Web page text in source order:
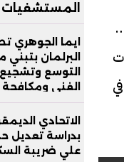
المستشفيات
بالعاصمة
ايما الجوهري
البرلمان بتبني
التوسع
الفني
التعليم
الاتحادي
بدراسة تعديل
علي ضريبة